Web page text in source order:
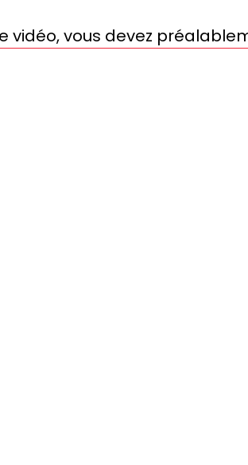
vidéo, vous devez